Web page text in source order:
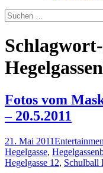
Suchen
nach:
Fotos vom
– 20.5.2011
21. Mai 2011
Hegelgasse,
Hegelgasse 12, Schulball